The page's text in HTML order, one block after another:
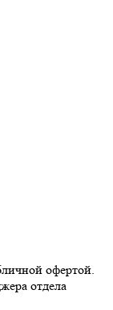
офертой.
отдела